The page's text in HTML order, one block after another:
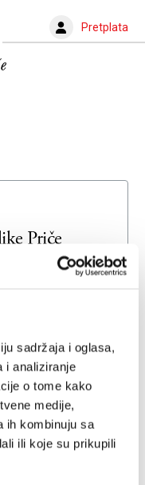
sadržaja i oglasa,
i analiziranje
o tome kako
medije,
ih kombinuju sa
ili koje su prikupili
Pretplata
Priče
se prijavili ili kreirali